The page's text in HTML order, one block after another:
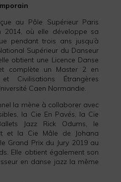
au Pôle Supérieur Paris
2014, où elle développe sa
pendant trois ans jusqu’à
Supérieur du Danseur
obtient une Licence Danse
complète un Master 2 en
Civilisations Étrangères
Caen Normandie.
la mène à collaborer avec
la Cie En Pavés, la Cie
Jazz Rick Odums, le
et la Cie Mâle de Johana
Grand Prix du Jury 2019 au
Elle obtient également son
en danse jazz la même